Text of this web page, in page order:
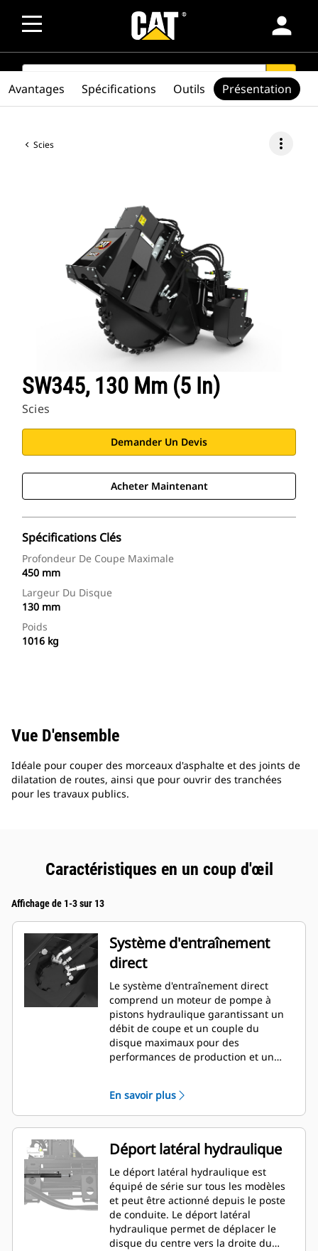
person
SEARCH search
Scies more_vert
SW345, 130 Mm (5 In)
Scies
Demander Un Devis
Acheter Maintenant
Spécifications Clés
Profondeur De Coupe Maximale
450 mm
Largeur Du Disque
130 mm
Poids
1016 kg
Avantages Spécifications Outils Présentation
Vue D'ensemble
Idéale pour couper des morceaux d'asphalte et des joints de
dilatation de routes, ainsi que pour ouvrir des tranchées
pour les travaux publics.
Caractéristiques en un coup d'œil
Affichage de 1-3 sur 13
Système d'entraînement
direct
Le système d'entraînement direct
comprend un moteur de pompe à
pistons hydraulique garantissant un
débit de coupe et un couple du
disque maximaux pour des
performances de production et un
En savoir plus
Déport latéral hydraulique
Le déport latéral hydraulique est
équipé de série sur tous les modèles
et peut être actionné depuis le poste
de conduite. Le déport latéral
hydraulique permet de déplacer le
disque du centre vers la droite du